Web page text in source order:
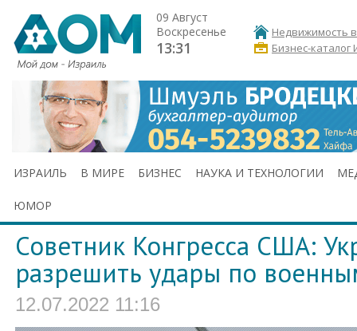
09 Август
Воскресенье
13:31
Недвижимость
Бизнес-каталог
ИЗРАИЛЬ В МИРЕ БИЗНЕС НАУКА И ТЕХНОЛОГИИ
ЮМОР
Советник Конгресса США:
разрешить удары по
12.07.2022 11:16